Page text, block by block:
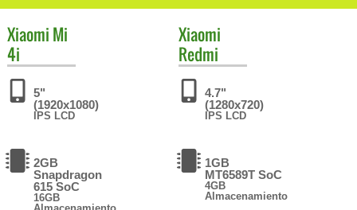
Xiaomi Mi
4i
5"
(1920x1080)
IPS LCD
2GB
Snapdragon
615 SoC
16GB
Xiaomi
Redmi
4.7"
(1280x720)
IPS LCD
1GB
MT6589T SoC
4GB
Almacenamiento